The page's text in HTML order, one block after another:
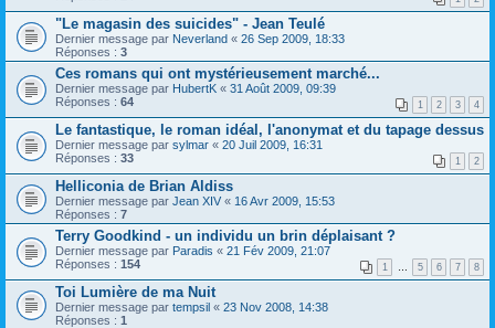
"Le magasin des suicides" - Jean Teulé
Dernier message par Neverland « 26 Sep 2009, 18:33
Réponses : 3
Ces romans qui ont mystérieusement marché...
Dernier message par HubertK « 31 Août 2009, 09:39
Réponses : 64 1 2 3 4
Le fantastique, le roman idéal, l'anonymat et du tapage dessus
Dernier message par sylmar « 20 Juil 2009, 16:31
Réponses : 33 1 2
Helliconia de Brian Aldiss
Dernier message par Jean XIV « 16 Avr 2009, 15:53
Réponses : 7
Terry Goodkind - un individu un brin déplaisant ?
Dernier message par Paradis « 21 Fév 2009, 21:07
Réponses : 154 1 … 5 6 7 8
Toi Lumière de ma Nuit
Dernier message par tempsil « 23 Nov 2008, 14:38
Réponses : 1